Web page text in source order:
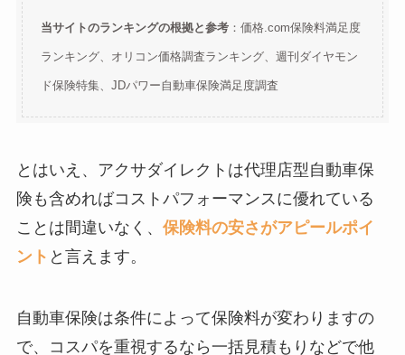
当サイトのランキングの根拠と参考：価格.com保険料満足度
ランキング、オリコン価格調査ランキング、週刊ダイヤモン
ド保険特集、JDパワー自動車保険満足度調査
とはいえ、アクサダイレクトは代理店型自動車保
険も含めればコストパフォーマンスに優れている
ことは間違いなく、 保険料の安さがアピールポイ
ント と言えます。
自動車保険は条件によって保険料が変わりますの
で、コスパを重視するなら一括見積もりなどで他